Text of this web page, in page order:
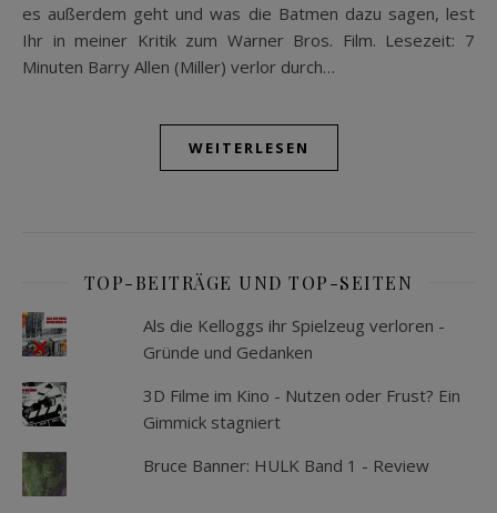
es außerdem geht und was die Batmen dazu sagen, lest
Ihr in meiner Kritik zum Warner Bros. Film. Lesezeit: 7
Minuten Barry Allen (Miller) verlor durch…
WEITERLESEN
TOP-BEITRÄGE UND TOP-SEITEN
Als die Kelloggs ihr Spielzeug verloren -
Gründe und Gedanken
3D Filme im Kino - Nutzen oder Frust? Ein
Gimmick stagniert
Bruce Banner: HULK Band 1 - Review